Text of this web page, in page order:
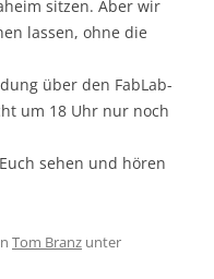
sitzen. Aber wir
lassen, ohne die
über den FabLab-
um 18 Uhr nur noch
sehen und hören
Tom Branz unter